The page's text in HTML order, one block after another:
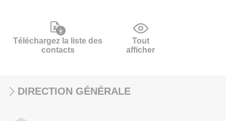
Téléchargez la liste des
contacts
Tout
afficher
DIRECTION GÉNÉRALE